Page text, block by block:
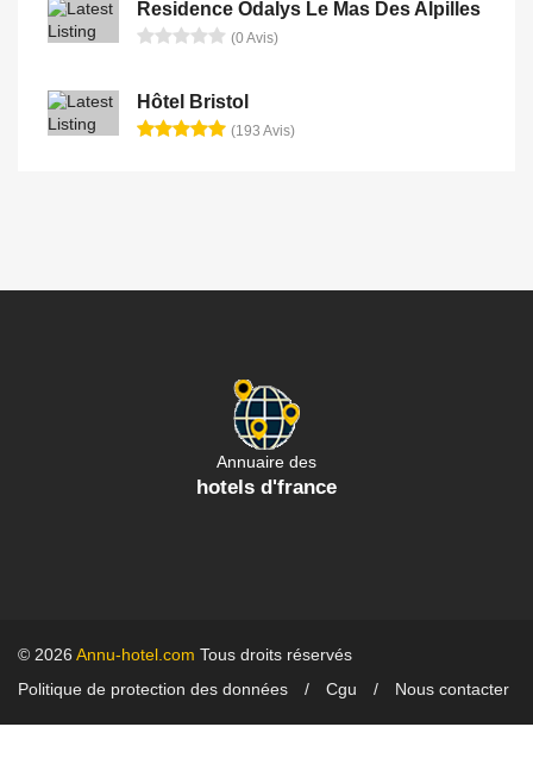
Residence Odalys Le Mas Des Alpilles
(0 Avis)
Hôtel Bristol
(193 Avis)
Annuaire des
hotels d'france
© 2026 Annu-hotel.com Tous droits réservés
Politique de protection des données
Cgu Nous contacter